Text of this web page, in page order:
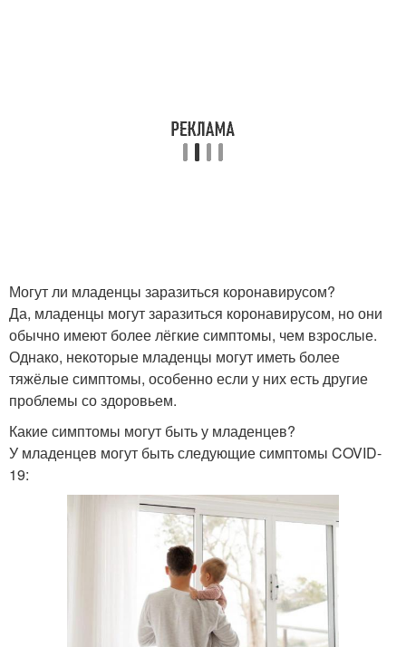
Могут ли младенцы заразиться коронавирусом?
Да, младенцы могут заразиться коронавирусом, но они
обычно имеют более лёгкие симптомы, чем взрослые.
Однако, некоторые младенцы могут иметь более
тяжёлые симптомы, особенно если у них есть другие
проблемы со здоровьем.
Какие симптомы могут быть у младенцев?
У младенцев могут быть следующие симптомы COVID-
19: